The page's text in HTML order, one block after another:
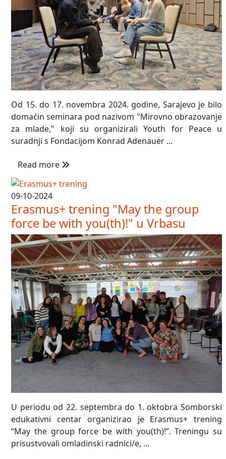
Od 15. do 17. novembra 2024. godine, Sarajevo je bilo
domaćin seminara pod nazivom "Mirovno obrazovanje
za mlade," koji su organizirali Youth for Peace u
suradnji s Fondacijom Konrad Adenauer ...
Read more
09-10-2024
Erasmus+ trening "May the group
force be with you(th)!" u Vrbasu
U periodu od 22. septembra do 1. oktobra Somborski
edukativni centar organizirao je Erasmus+ trening
“May the group force be with you(th)!”. Treningu su
prisustvovali omladinski radnici/e, ...